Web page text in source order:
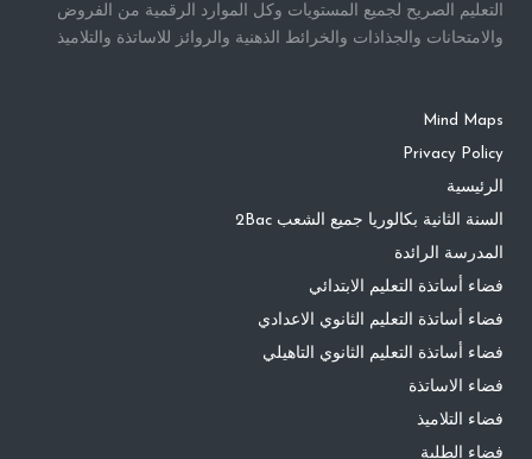
التعليم الصريح لجميع المستويات وكل الموارد الرقمية من الفروض
والامتحانات والجذاذات والخرائط الذهنية والروائز للاساتذة والتلاميذ
Mind Maps
Privacy Policy
الرئيسية
السنة الثانية بكالوريا جميع الشعب 2Bac
المدرسة الرائدة
فضاء أساتذة التعليم الابتدائي
فضاء أساتذة التعليم الثانوي الاعدادي
فضاء أساتذة التعليم الثانوي التاهيلي
فضاء الاساتذة
فضاء التلاميذ
فضاء الطلبة